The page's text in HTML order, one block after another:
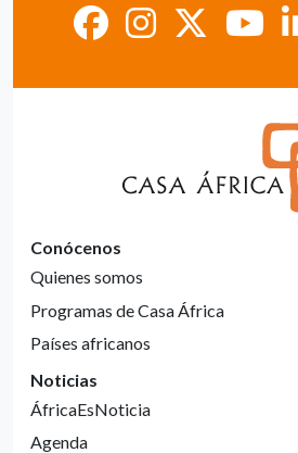
Conócenos
Quienes somos
Programas de Casa África
Países africanos
Noticias
ÁfricaEsNoticia
Agenda